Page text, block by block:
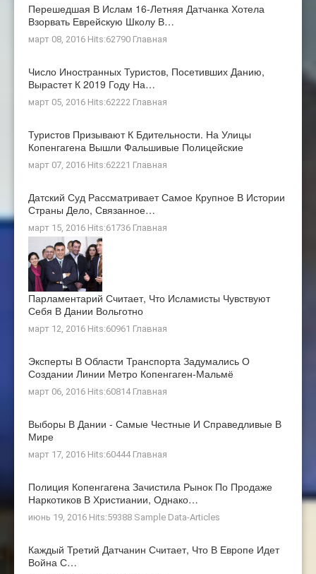
Перешедшая В Ислам 16-Летняя Датчанка Хотела
Взорвать Еврейскую Школу В…
март 08, 2016 Hits:62790 Главная
Число Иностранных Туристов, Посетивших Данию,
Вырастет К 2019 Году На…
март 05, 2016 Hits:62222 Главная
Туристов Призывают К Бдительности. На Улицы
Копенгагена Вышли Фальшивые Полицейские
март 07, 2016 Hits:62221 Главная
Датский Суд Рассматривает Самое Крупное В Истории
Страны Дело, Связанное…
март 15, 2016 Hits:61736 Главная
Парламентарий Считает, Что Исламисты Чувствуют
Себя В Дании Вольготно
март 12, 2016 Hits:60961 Главная
Эксперты В Области Транспорта Задумались О
Создании Линии Метро Копенгаген-Мальмё
март 06, 2016 Hits:60814 Главная
Выборы В Дании - Самые Честные И Справедливые В
Мире
март 17, 2016 Hits:60444 Главная
Полиция Копенгагена Зачистила Рынок По Продаже
Наркотиков В Христиании, Однако…
июнь 19, 2016 Hits:59388 Sample Data-Articles
Каждый Третий Датчанин Считает, Что В Европе Идет
Война С…